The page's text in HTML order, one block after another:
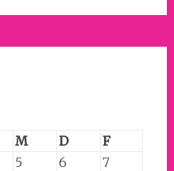
M D
F
5 6
7